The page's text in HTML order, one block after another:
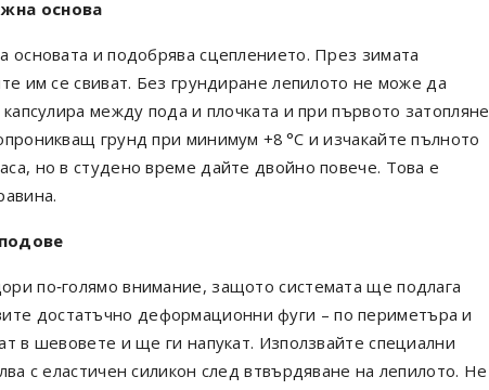
основа
основата и подобрява сцеплението. През зимата
им се свиват. Без грундиране лепилото не може да
между пода и плочката и при първото затопляне
грунд при минимум +8 °C и изчакайте пълното
но в студено време дайте двойно повече. Това е
по‑голямо внимание, защото системата ще подлага
достатъчно деформационни фуги – по периметъра и
в шевовете и ще ги напукат. Използвайте специални
с еластичен силикон след втвърдяване на лепилото. Не